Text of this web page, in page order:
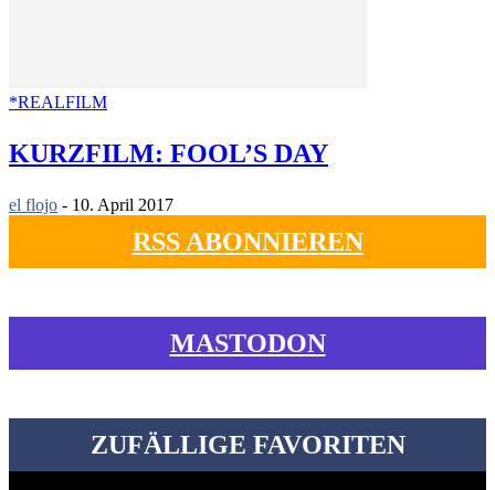
*REALFILM
KURZFILM: FOOL’S DAY
el flojo - 10. April 2017
RSS ABONNIEREN
MASTODON
ZUFÄLLIGE FAVORITEN